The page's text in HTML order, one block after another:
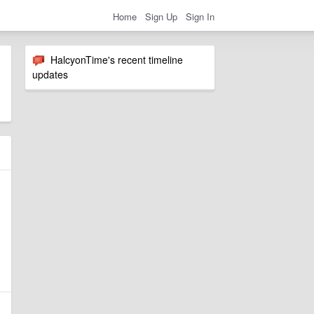
Home Sign Up Sign In
HalcyonTime's recent timeline
updates